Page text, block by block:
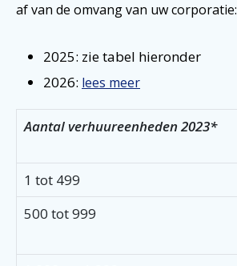
af van de omvang van uw corporatie:
2025: zie tabel hieronder
2026: lees meer
Aantal verhuureenheden 2023*
1 tot 499
500 tot 999